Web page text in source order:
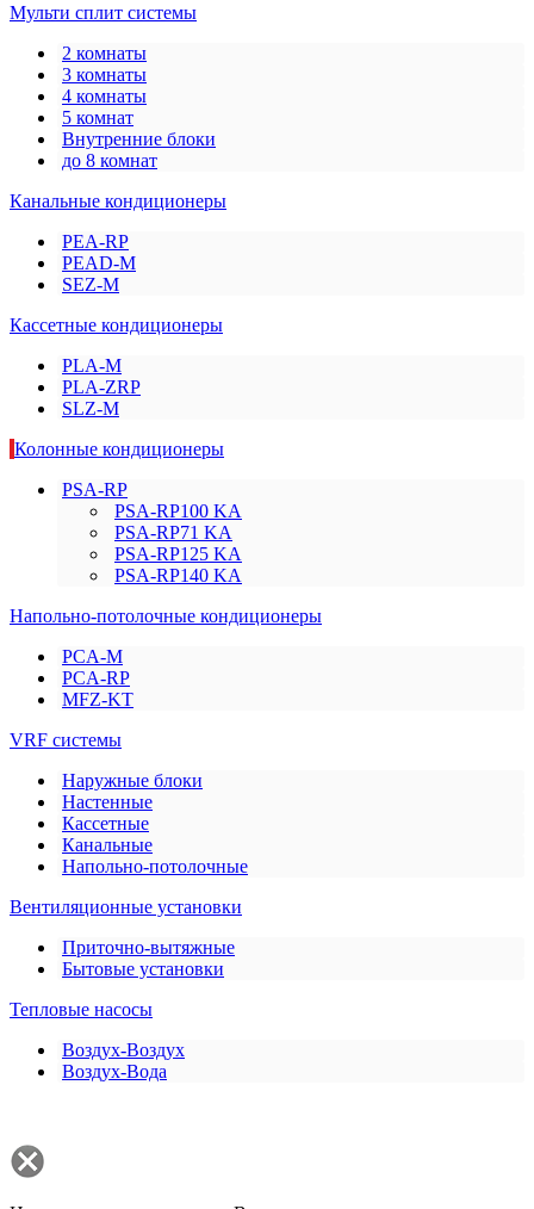
Мульти сплит системы
2 комнаты
3 комнаты
4 комнаты
5 комнат
Внутренние блоки
до 8 комнат
Канальные кондиционеры
PEA-RP
PEAD-M
SEZ-M
Кассетные кондиционеры
PLA-M
PLA-ZRP
SLZ-M
Колонные кондиционеры
PSA-RP
PSA-RP100 KA
PSA-RP71 KA
PSA-RP125 KA
PSA-RP140 KA
Напольно-потолочные кондиционеры
PCA-M
PCA-RP
MFZ-KT
VRF системы
Наружные блоки
Настенные
Кассетные
Канальные
Напольно-потолочные
Вентиляционные установки
Приточно-вытяжные
Бытовые установки
Тепловые насосы
Воздух-Воздух
Воздух-Вода